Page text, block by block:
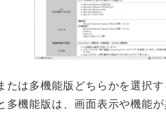
たは多機能版どちらかを選択す
多機能版は、画面表示や機能